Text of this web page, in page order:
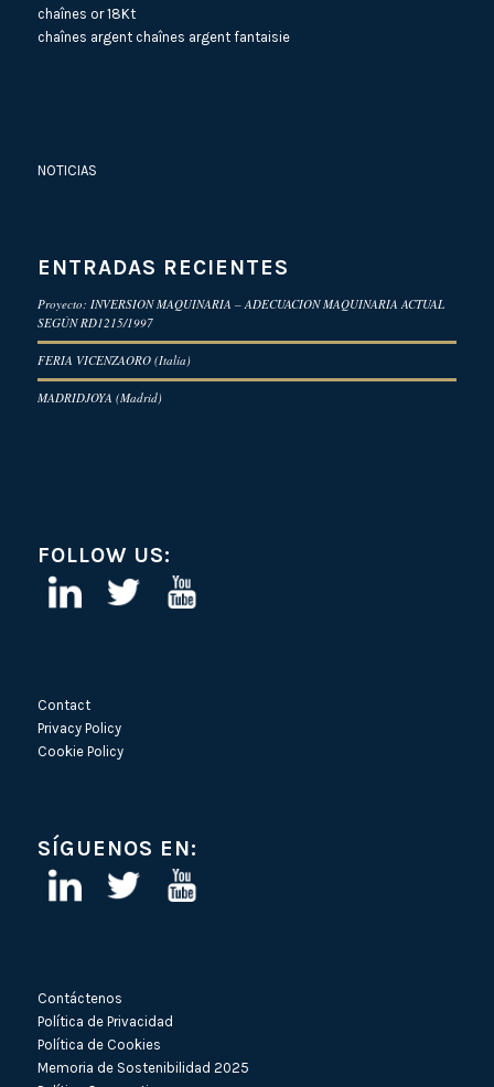
chaînes or 18Kt
chaînes argent chaînes argent fantaisie
NOTICIAS
ENTRADAS RECIENTES
Proyecto: INVERSION MAQUINARIA – ADECUACION MAQUINARIA ACTUAL
SEGÚN RD1215/1997
FERIA VICENZAORO (Italia)
MADRIDJOYA (Madrid)
FOLLOW US:
Contact
Privacy Policy
Cookie Policy
SÍGUENOS EN:
Contáctenos
Política de Privacidad
Política de Cookies
Memoria de Sostenibilidad 2025